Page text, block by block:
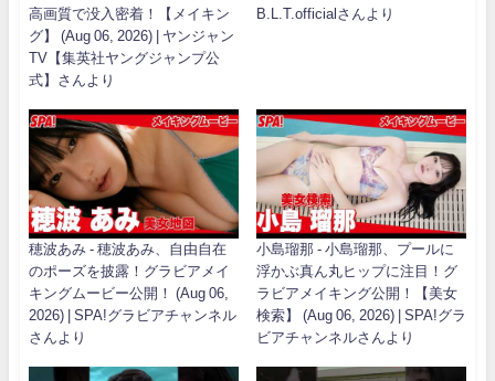
高画質で没入密着！【メイキン
グ】 (Aug 06, 2026) | ヤンジャン
TV【集英社ヤングジャンプ公
式】さんより
B.L.T.officialさんより
穂波あみ - 穂波あみ、自由自在
のポーズを披露！グラビアメイ
キングムービー公開！ (Aug 06,
2026) | SPA!グラビアチャンネル
さんより
小島瑠那 - 小島瑠那、プールに
浮かぶ真ん丸ヒップに注目！グ
ラビアメイキング公開！【美女
検索】 (Aug 06, 2026) | SPA!グラ
ビアチャンネルさんより